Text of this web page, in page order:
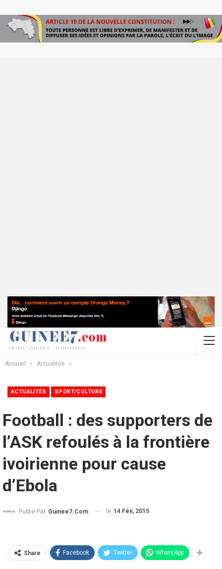
Accueil Actualités
ACTUALITÉS SPORT/CULTURE
Football : des supporters de
l’ASK refoulés à la frontière
ivoirienne pour cause
d’Ebola
Publié Par Guinee7.com le 14 Fév, 2015
Share Facebook Twitter WhatsApp